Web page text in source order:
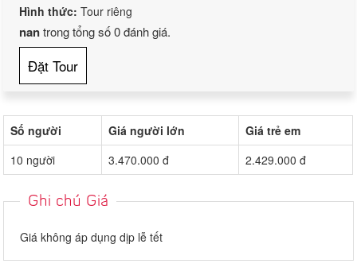
Hình thức:Tour riêng
nantrong tổng số0đánh giá.
Đặt Tour
Số người Giá người lớn
Giá trẻ em
10 người
3.470.000 đ 2.429.000 đ
Ghi chú Giá
Giá không áp dụng dịp lễ tết